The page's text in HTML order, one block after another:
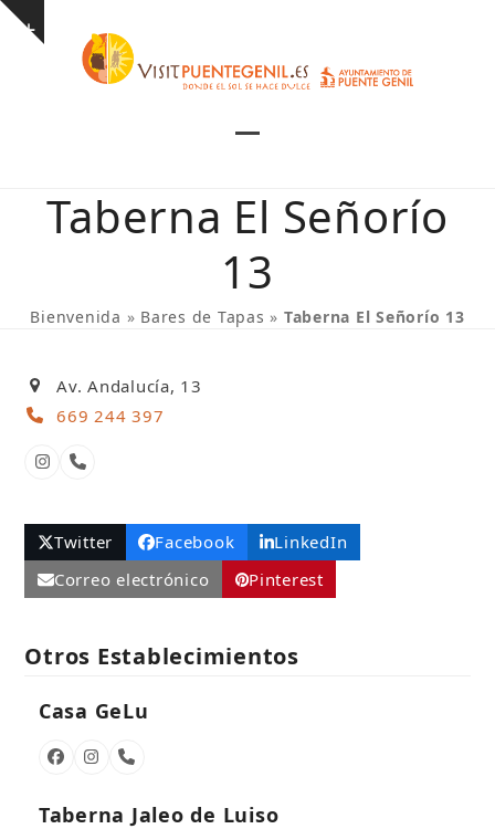
Skip
Show
mobile
menu
mobile
menu
Taberna El Señorío
13
Bienvenida » Bares de Tapas » Taberna El Señorío 13
Av. Andalucía, 13
669 244 397
Instagram
Número
Twitter Facebook
LinkedIn
Correo electrónico
Pinterest
Otros Establecimientos
Casa GeLu
Facebook
Instagram
Número
Taberna Jaleo de Luiso